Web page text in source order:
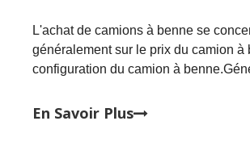
L'achat de camions à benne se
généralement sur le prix du camion à
configuration du camion à
n'est pas bon marché, et que la
En Savoir Plus